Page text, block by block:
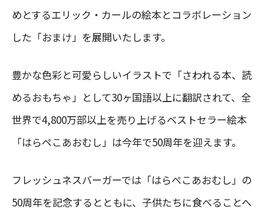
めとするエリック・カールの絵本とコラボレーション
した「おまけ」を展開いたします。
豊かな色彩と可愛らしいイラストで「さわれる本、読
めるおもちゃ」として30ヶ国語以上に翻訳されて、全
世界で4,800万部以上を売り上げるベストセラー絵本
「はらぺこあおむし」は今年で50周年を迎えます。
フレッシュネスバーガーでは「はらぺこあおむし」の
50周年を記念するとともに、子供たちに食べることへ